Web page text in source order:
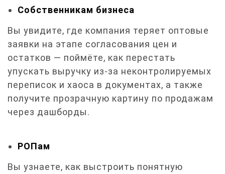
Собственникам бизнеса
Вы увидите, где компания теряет оптовые
заявки на этапе согласования цен и
остатков — поймёте, как перестать
упускать выручку из-за неконтролируемых
переписок и хаоса в документах, а также
получите прозрачную картину по продажам
через дашборды.
РОПам
Вы узнаете, как выстроить понятную